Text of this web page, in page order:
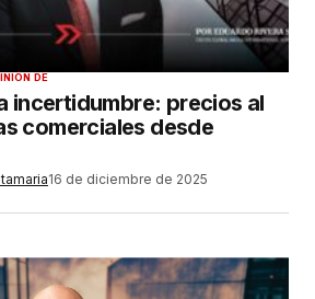
DE
incertidumbre: precios al
comerciales desde
16 de diciembre de 2025